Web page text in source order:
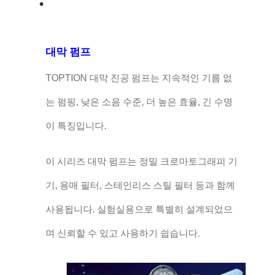
대막 펌프
TOPTION 대막 진공 펌프는 지속적인 기름 없
는 펌핑, 낮은 소음 수준, 더 높은 효율, 긴 수명
이 특징입니다.
이 시리즈 대막 펌프는 정밀 크로마토그래피 기
기, 용매 필터, 스테인리스 스틸 필터 등과 함께
사용됩니다. 실험실용으로 특별히 설계되었으
며 신뢰할 수 있고 사용하기 쉽습니다.